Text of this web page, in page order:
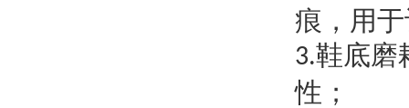
痕，用
3.鞋底磨
性；